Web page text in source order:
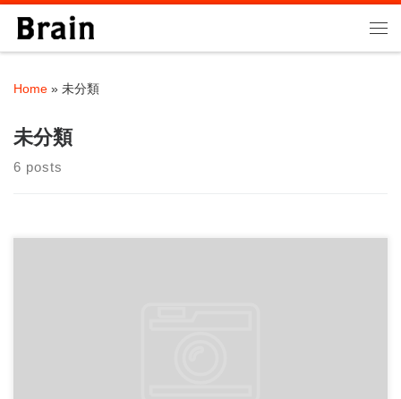
Skip to content
Home » 未分類
未分類
6 posts